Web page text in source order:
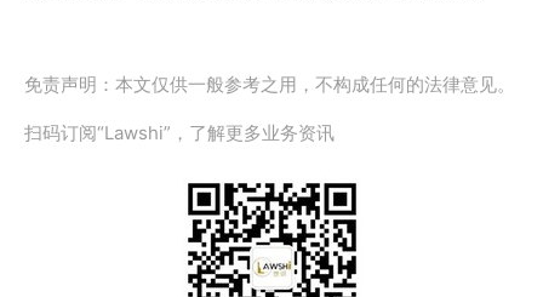
免责声明：本文仅供一般参考之用，不构成任何的法律意见。
扫码订阅“Lawshi”，了解更多业务资讯